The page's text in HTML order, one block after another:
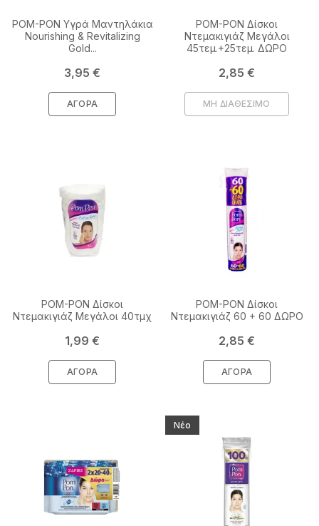
POM-PON Υγρά Μαντηλάκια
Nourishing & Revitalizing
Gold...
Τιμή
3,95 €
ΑΓΟΡΆ
POM-PON Δίσκοι
Ντεμακιγιάζ Μεγάλοι
45τεμ.+25τεμ. ΔΩΡΟ
Τιμή
2,85 €
ΜΗ ΔΙΑΘΕΣΙΜΟ
POM-PON Δίσκοι
Ντεμακιγιάζ Μεγάλοι 40τμχ
Τιμή
1,99 €
ΑΓΟΡΆ
POM-PON Δίσκοι
Ντεμακιγιάζ 60 + 60 ΔΩΡΟ
Τιμή
2,85 €
ΑΓΟΡΆ
Νέο